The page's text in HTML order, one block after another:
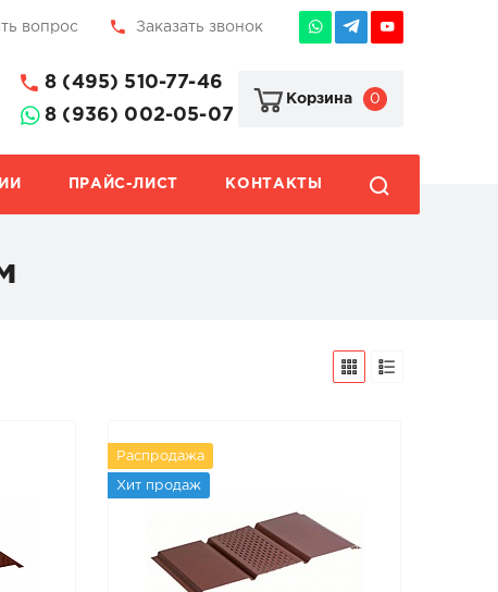
вопрос Заказать звонок
8 (495) 510-77-46
8 (936) 002-05-07
Корзина 0
ПРАЙС-ЛИСТ КОНТАКТЫ
Распродажа
Хит продаж